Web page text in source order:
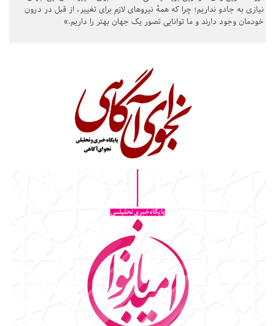
نیازی به جادو نداریم؛ چرا که همهٔ نیروهای لازم برای تغییر، از قبل در درون
خودمان وجود دارند و ما توانایی تصور یک جهان بهتر را داریم.»